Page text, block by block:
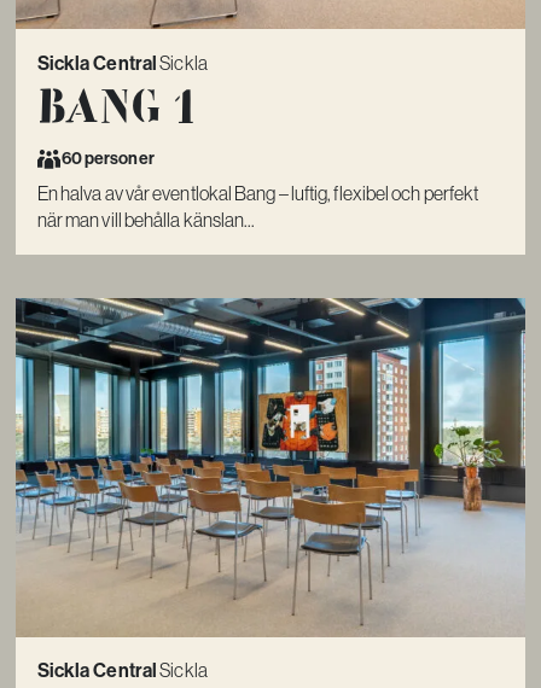
Sickla CentralSickla
Bang 1
60 personer
En halva av vår eventlokal Bang – luftig, flexibel och perfekt
när man vill behålla känslan...
Sickla Central Sickla